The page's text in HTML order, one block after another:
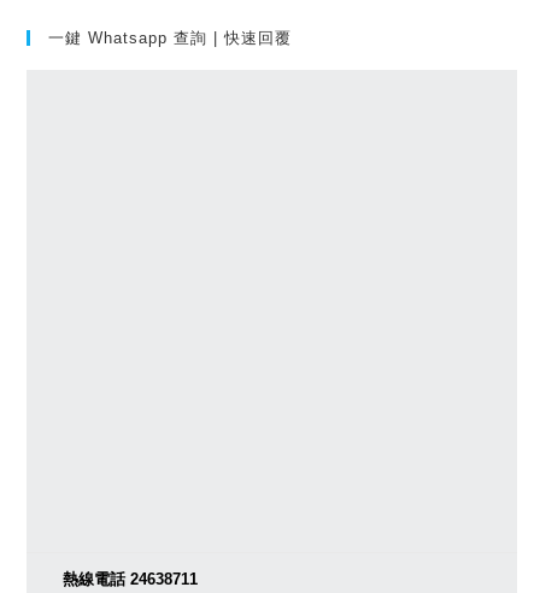
一鍵 Whatsapp 查詢 | 快速回覆
熱線電話 24638711